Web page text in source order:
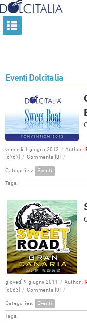
Eventi Dolcitalia
venerdì 1 giugno 2012 / Author:
(6767)
/ Comments (0) /
Categories: Eventi
Tags:
giovedì 9 giugno 2011 / Author:
(6063)
/ Comments (0) /
Categories: Eventi
Tags: